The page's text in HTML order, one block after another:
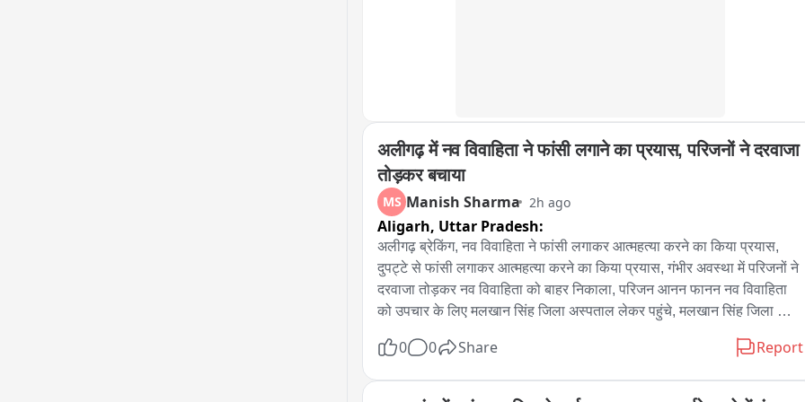
अलीगढ़ में नव विवाहिता ने फांसी लगाने का प्रयास, परिजनों ने दरवाजा
तोड़कर बचाया
MS Manish Sharma 2h ago
Aligarh, Uttar Pradesh:
अलीगढ़ ब्रेकिंग, नव विवाहिता ने फांसी लगाकर आत्महत्या करने का किया प्रयास,
दुपट्टे से फांसी लगाकर आत्महत्या करने का किया प्रयास, गंभीर अवस्था में परिजनों ने
दरवाजा तोड़कर नव विवाहिता को बाहर निकाला, परिजन आनन फानन नव विवाहिता
को उपचार के लिए मलखान सिंह जिला अस्पताल लेकर पहुंचे, मलखान सिंह जिला
पार्क के इलाके के अंबेडकर कॉलोनी की घटना
0 0 Share Report